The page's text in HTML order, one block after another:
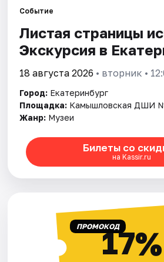
Города
Площадки
Рейтинги
Событие
Листая страницы
Экскурсия в
18 августа 2026 • вторник •
Город: Екатеринбург
Площадка: Камышловская ДШИ
Жанр: Музеи
Билеты со
на Kassir.ru
ПРОМОКОД17%